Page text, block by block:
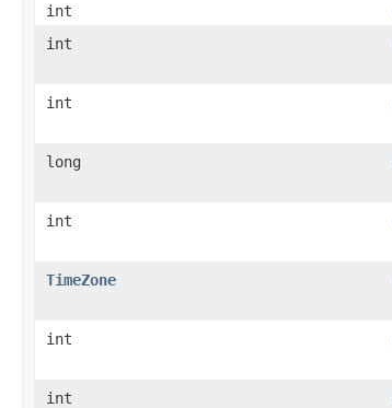
int
int
int
long
int
TimeZone
int
int